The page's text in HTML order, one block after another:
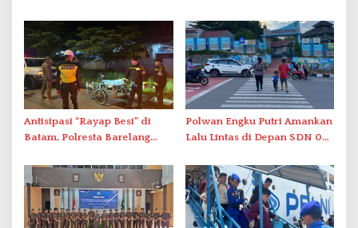
Antisipasi “Rayap Besi” di
Batam, Polresta Barelang
Instansi
Polwan Engku Putri Amankan
Lalu Lintas di Depan SDN 001